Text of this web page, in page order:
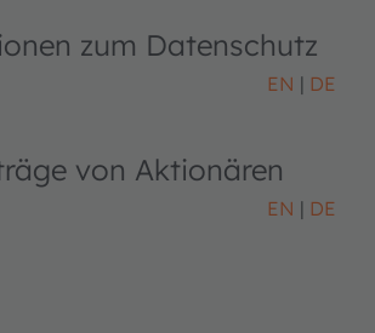
zum Datenschutz
EN DE
von Aktionären
EN DE